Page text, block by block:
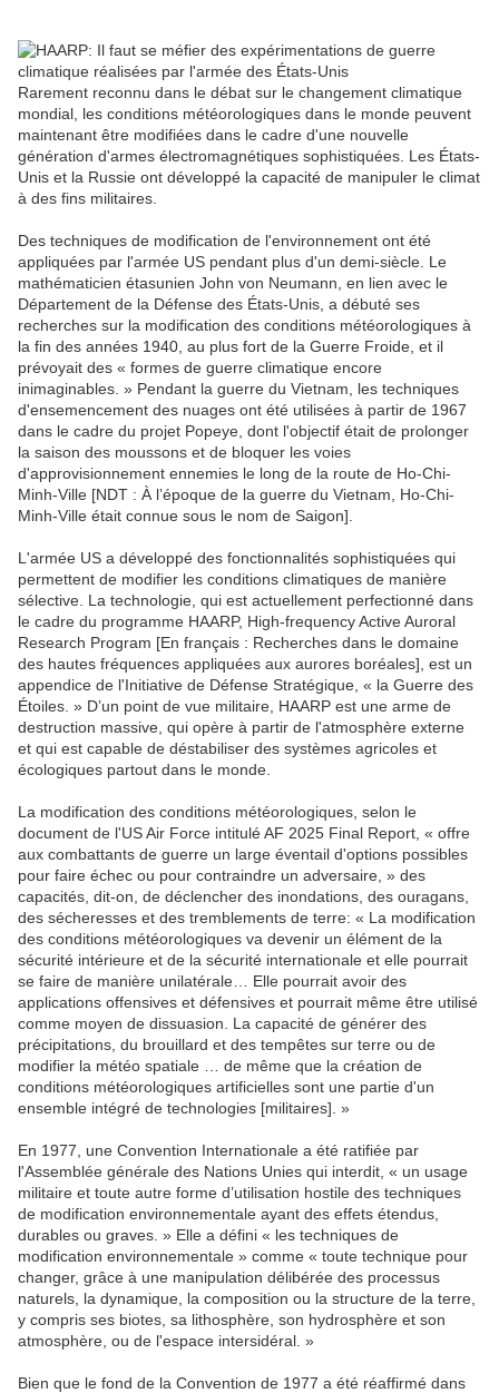
Rarement reconnu dans le débat sur le changement climatique
mondial, les conditions météorologiques dans le monde peuvent
maintenant être modifiées dans le cadre d'une nouvelle
génération d'armes électromagnétiques sophistiquées. Les États-
Unis et la Russie ont développé la capacité de manipuler le climat
à des fins militaires.
Des techniques de modification de l'environnement ont été
appliquées par l'armée US pendant plus d'un demi-siècle. Le
mathématicien étasunien John von Neumann, en lien avec le
Département de la Défense des États-Unis, a débuté ses
recherches sur la modification des conditions météorologiques à
la fin des années 1940, au plus fort de la Guerre Froide, et il
prévoyait des « formes de guerre climatique encore
inimaginables. » Pendant la guerre du Vietnam, les techniques
d'ensemencement des nuages ont été utilisées à partir de 1967
dans le cadre du projet Popeye, dont l'objectif était de prolonger
la saison des moussons et de bloquer les voies
d'approvisionnement ennemies le long de la route de Ho-Chi-
Minh-Ville [NDT : À l’époque de la guerre du Vietnam, Ho-Chi-
Minh-Ville était connue sous le nom de Saigon].
L'armée US a développé des fonctionnalités sophistiquées qui
permettent de modifier les conditions climatiques de manière
sélective. La technologie, qui est actuellement perfectionné dans
le cadre du programme HAARP, High-frequency Active Auroral
Research Program [En français : Recherches dans le domaine
des hautes fréquences appliquées aux aurores boréales], est un
appendice de l'Initiative de Défense Stratégique, « la Guerre des
Étoiles. » D’un point de vue militaire, HAARP est une arme de
destruction massive, qui opère à partir de l'atmosphère externe
et qui est capable de déstabiliser des systèmes agricoles et
écologiques partout dans le monde.
La modification des conditions météorologiques, selon le
document de l'US Air Force intitulé AF 2025 Final Report, « offre
aux combattants de guerre un large éventail d'options possibles
pour faire échec ou pour contraindre un adversaire, » des
capacités, dit-on, de déclencher des inondations, des ouragans,
des sécheresses et des tremblements de terre: « La modification
des conditions météorologiques va devenir un élément de la
sécurité intérieure et de la sécurité internationale et elle pourrait
se faire de manière unilatérale… Elle pourrait avoir des
applications offensives et défensives et pourrait même être utilisé
comme moyen de dissuasion. La capacité de générer des
précipitations, du brouillard et des tempêtes sur terre ou de
modifier la météo spatiale … de même que la création de
conditions météorologiques artificielles sont une partie d'un
ensemble intégré de technologies [militaires]. »
En 1977, une Convention Internationale a été ratifiée par
l'Assemblée générale des Nations Unies qui interdit, « un usage
militaire et toute autre forme d’utilisation hostile des techniques
de modification environnementale ayant des effets étendus,
durables ou graves. » Elle a défini « les techniques de
modification environnementale » comme « toute technique pour
changer, grâce à une manipulation délibérée des processus
naturels, la dynamique, la composition ou la structure de la terre,
y compris ses biotes, sa lithosphère, son hydrosphère et son
atmosphère, ou de l'espace intersidéral. »
Bien que le fond de la Convention de 1977 a été réaffirmé dans